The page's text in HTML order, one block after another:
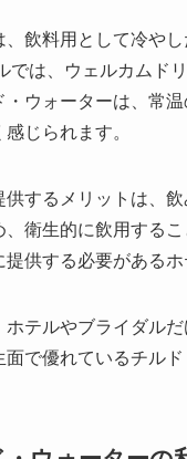
飲料用として冷や
では、ウェルカムド
ウォーターは、常
じられます。
するメリットは、
衛生的に飲用する
供する必要がある
テルやブライダル
で優れているチル